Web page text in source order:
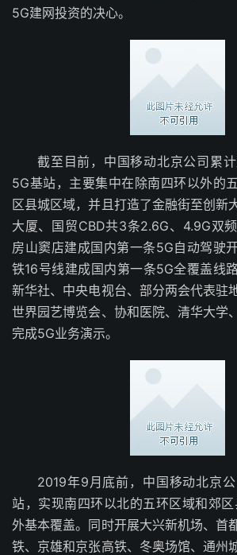
5G建网投资的决心。
截至目前，中国移动北京公司累
5G基站，主要集中在除南四环以外的
区县城区域，并且打造了金融街至创新
大厦、国贸CBD共3条2.6G、4.9G双
房山窦店建成国内第一条5G自动驾驶
铁16号线建成国内第一条5G全覆盖线
新华社、中央电视台、部分两会代表驻
世界园艺博览会、协和医院、清华大学
完成5G业务演示。
2019年9月底前，中国移动北京
站，实现南四环以北的五环区域和郊
外基本覆盖。同时开展大兴新机场、首
铁、京雄和京张高铁、冬奥场馆、通州